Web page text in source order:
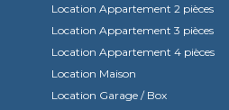
Location Appartement 2 pièces
Location Appartement 3 pièces
Location Appartement 4 pièces
Location Maison
Location Garage / Box